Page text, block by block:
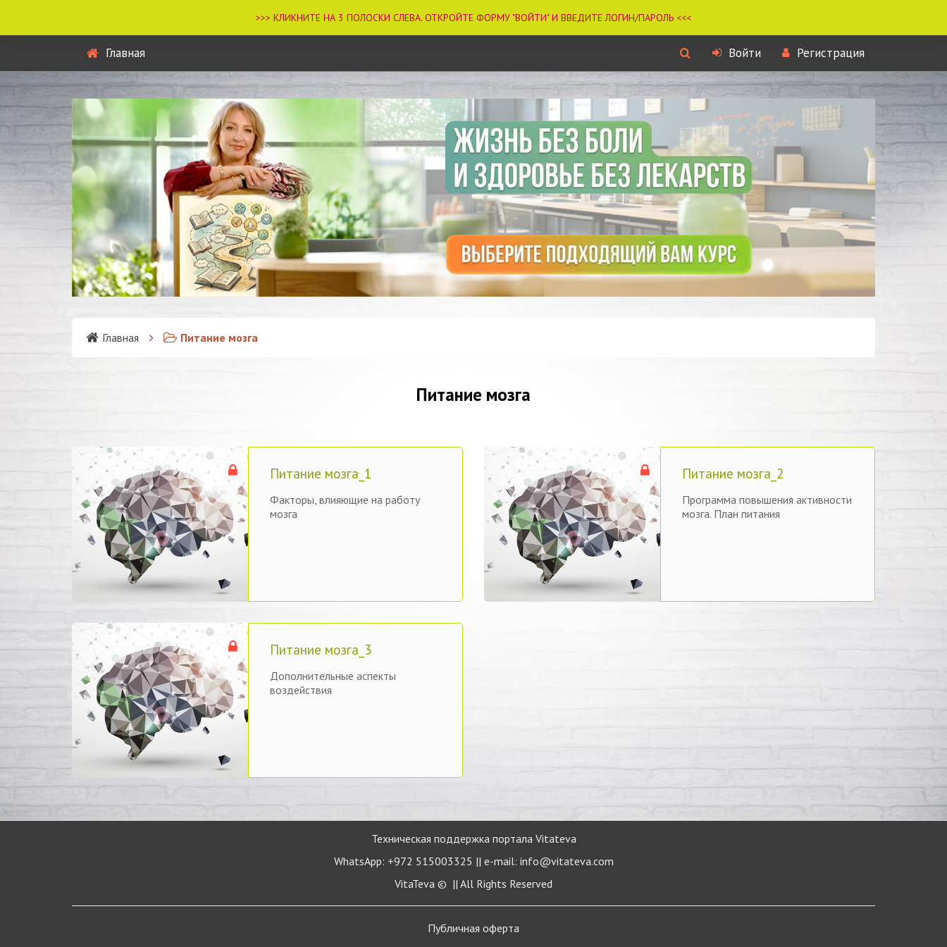
Главная Войти Регистрация
Главная Питание мозга
Питание мозга
Питание мозга_1
Факторы, влияющие на работу
мозга
Питание мозга_2
Программа повышения активности
мозга. План питания
Питание мозга_3
Дополнительные аспекты
воздействия
Техническая поддержка портала Vitateva
WhatsApp: +972 515003325 || e-mail: info@vitateva.com
VitaTeva © || All Rights Reserved
Публичная оферта